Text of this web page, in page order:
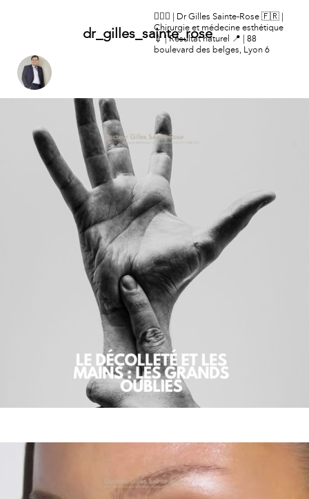
dr_gilles_sainte_rose
👨🏻‍⚕️ | Dr Gilles Sainte-Rose 🇫🇷 |
Chirurgie et médecine esthétique
💉 | Résultat naturel 📍 | 88
boulevard des belges, Lyon 6